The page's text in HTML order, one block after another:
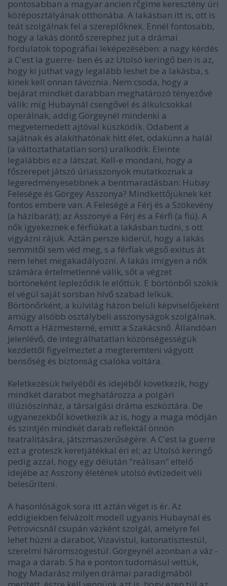
pontosabban a magyar ancien rčgime keresztény úri
középosztályának otthonába. A lakásban itt is, ott is
teát szolgálnak fel a szereplőknek. Ennél fontosabb,
hogy a lakás döntő szerephez jut a drámai
fordulatok topográfiai leképezésében: a nagy kérdés
a C'est la guerre- ben és az Utolsó keringő ben is az,
hogy ki juthat vagy legalább leshet be a lakásba, s
kinek kell onnan távoznia. Nem csoda, hogy a
bejárat mindkét darabban meghatározó tényezővé
válik: míg Hubaynál csengővel és álkulcsokkal
operálnak, addig Görgeynél mindenki a
megvetemedett ajtóval küszködik. Odabent a
sajátnak és alakíthatónak hitt élet, odakünn a halál
(a változtathatatlan sors) uralkodik. Eleinte
legalábbis ez a látszat. Kell-e mondani, hogy a
főszerepet játszó úriasszonyok mutatkoznak a
legeredményesebbnek a bentmaradásban: Hubay
Felesége és Görgey Asszonya? Mindkettőjüknek két
fontos embere van. A Feleségé a Férj és a Szökevény
(a házibarát); az Asszonyé a Férj és a Férfi (a fiú). A
nők igyekeznek e férfiúkat a lakásban tudni, s ott
vigyázni rájuk. Aztán persze kiderül, hogy a lakás
semmitől sem véd meg, s a férfiak végső exitus át
nem lehet megakadályozni. A lakás imígyen a nők
számára értelmetlenné válik, sőt a végzet
börtöneként lepleződik le előttük. E börtönből szökik
el végül saját sorsban hívő szabad lelkük.
Börtönőrként, a külvilág házon belüli képviselőjeként
amúgy alsóbb osztálybeli asszonyságok szolgálnak.
Amott a Házmesterné, emitt a Szakácsnő. Állandóan
jelenlévő, de integrálhatatlan közönségességük
kezdettől figyelmeztet a megteremteni vágyott
bensőség és biztonság csalóka voltára.
Keletkezésük helyéből és idejéből következik, hogy
mindkét darabot meghatározza a polgári
illúziószínház, a társalgási dráma eszköztára. De
ugyanezekből következik az is, hogy a maga módján
és szintjén mindkét darab reflektál önnön
teatralitására, játszmaszerűségére. A C'est la guerre
ezt a groteszk keretjátékkal éri el; az Utolsó keringő
pedig azzal, hogy egy délután "reálisan" eltelő
idejébe az Asszony életének utolsó évtizedeit véli
belesűríteni.
A hasonlóságok sora itt aztán véget is ér. Az
eddigiekben felvázolt modell ugyanis Hubaynál és
Petrovicsnál csupán vázként szolgál, amelyre fel
lehet húzni a darabot, Vizavistul, katonatisztestül,
szerelmi háromszögestül. Görgeynél azonban a váz -
maga a darab. S ha e ponton tudomásul vettük,
hogy Madarász milyen drámai paradigmából